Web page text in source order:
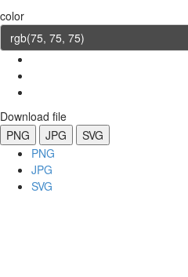
color
Download file
PNG
JPG
SVG
PNG
JPG
SVG